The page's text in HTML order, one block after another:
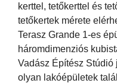
kerttel, tetőkerttel és
tetőkertek mérete
Terasz Grande 1-es
háromdimenziós
Vadász Építész
olyan lakóépületek